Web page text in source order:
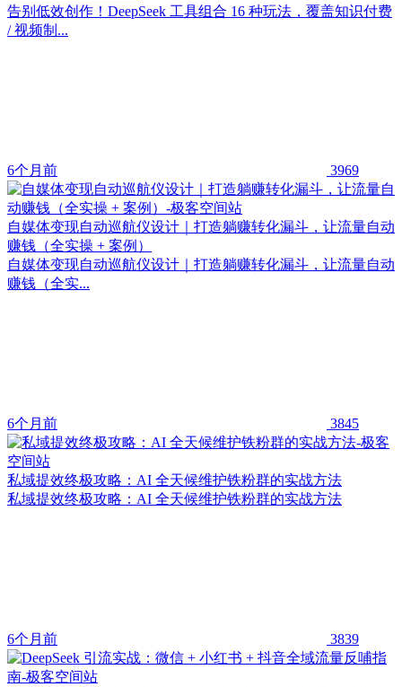
告别低效创作！DeepSeek 工具组合 16 种玩法，覆盖知识付费
/ 视频制...
6个月前 3969
自媒体变现自动巡航仪设计｜打造躺赚转化漏斗，让流量自动
赚钱（全实操 + 案例）
自媒体变现自动巡航仪设计｜打造躺赚转化漏斗，让流量自动
赚钱（全实...
6个月前 3845
私域提效终极攻略：AI 全天候维护铁粉群的实战方法
私域提效终极攻略：AI 全天候维护铁粉群的实战方法
6个月前 3839